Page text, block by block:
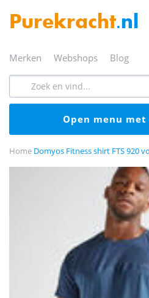
Purekracht.nl
merken webshops blog
open menu
Home Domyos Fitness shirt FTS 920